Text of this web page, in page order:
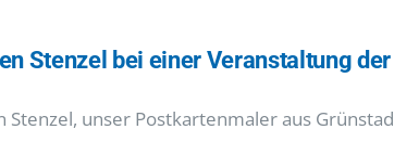
Stenzel bei einer Veranstaltung
Stenzel, unser Postkartenmaler aus